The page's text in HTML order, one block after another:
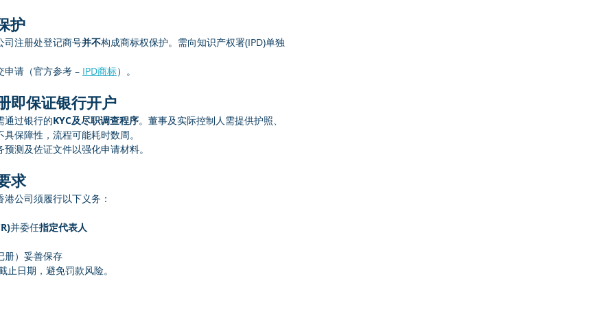
护
司注册处登记商号并不构成商标权保护。需向知识产权署(IPD)单独
申请（官方参考 – IPD商标）。
即保证银行开户
通过银行的KYC及尽职调查程序。董事及实际控制人需提供护照、
保障性，流程可能耗时数周。
测及佐证文件以强化申请材料。
求
公司须履行以下义务：
并委任指定代表人
册）妥善保存
日期，避免罚款风险。